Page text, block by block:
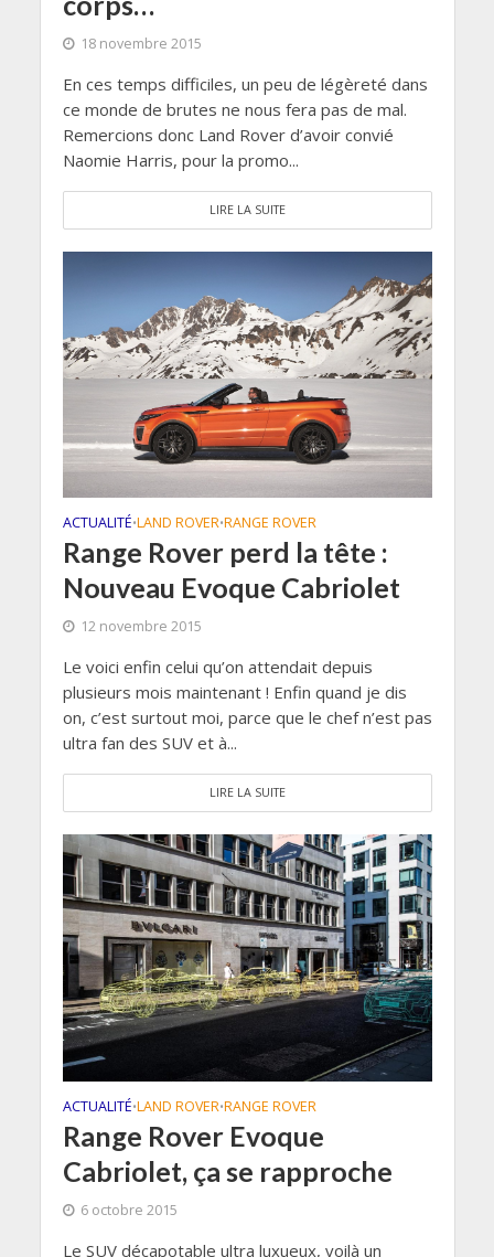
18 novembre 2015
En ces temps difficiles, un peu de légèreté dans
ce monde de brutes ne nous fera pas de mal.
Remercions donc Land Rover d’avoir convié
Naomie Harris, pour la promo...
LIRE LA SUITE
ACTUALITÉ•LAND ROVER•RANGE ROVER
Range Rover perd la tête :
Nouveau Evoque Cabriolet
12 novembre 2015
Le voici enfin celui qu’on attendait depuis
plusieurs mois maintenant ! Enfin quand je dis
on, c’est surtout moi, parce que le chef n’est pas
ultra fan des SUV et à...
LIRE LA SUITE
ACTUALITÉ•LAND ROVER•RANGE ROVER
Range Rover Evoque
Cabriolet, ça se rapproche
6 octobre 2015
Le SUV décapotable ultra luxueux, voilà un